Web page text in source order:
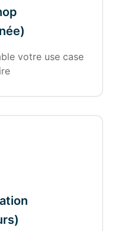
votre use case